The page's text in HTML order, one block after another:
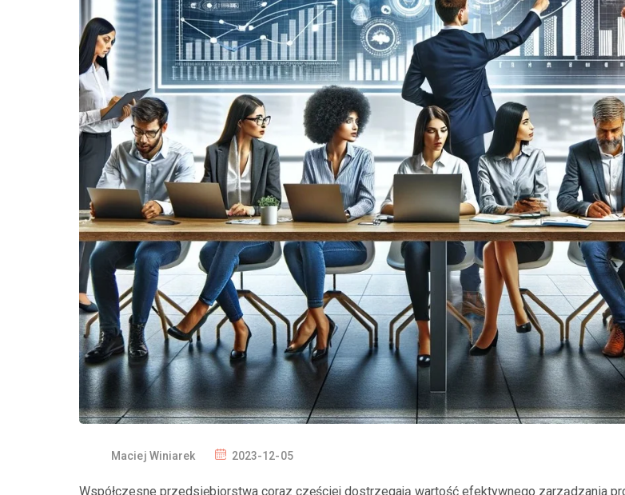
Maciej Winiarek 2023-12-05
Współczesne przedsiębiorstwa coraz częściej dostrzegają wartość efektywnego zarządzania